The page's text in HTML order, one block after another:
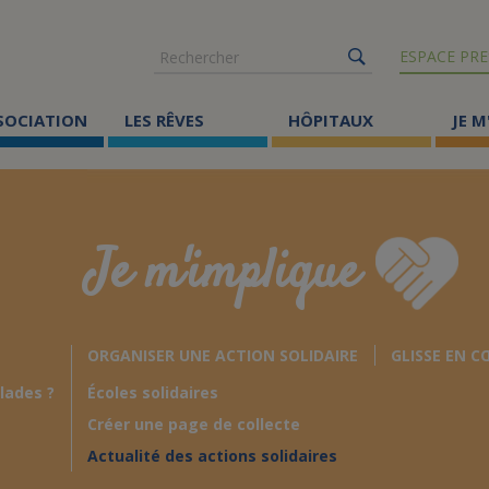
Rechercher
ESPACE
LES RÊVES HÔPITAUX JE
Je m'implique
?
ORGANISER UNE ACTION SOLIDAIRE
Écoles solidaires
Créer une page de collecte
Actualité des actions solidaires
GLISSE EN